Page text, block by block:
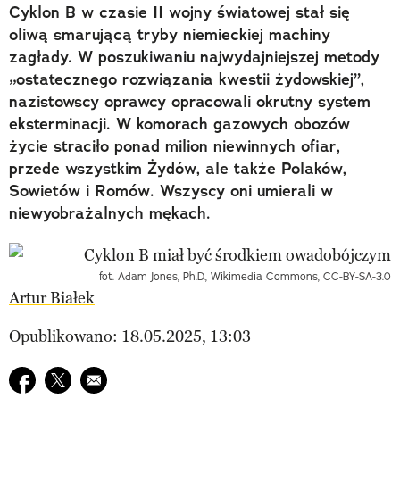
Cyklon B w czasie II wojny światowej stał się
oliwą smarującą tryby niemieckiej machiny
zagłady. W poszukiwaniu najwydajniejszej metody
„ostatecznego rozwiązania kwestii żydowskiej”,
nazistowscy oprawcy opracowali okrutny system
eksterminacji. W komorach gazowych obozów
życie straciło ponad milion niewinnych ofiar,
przede wszystkim Żydów, ale także Polaków,
Sowietów i Romów. Wszyscy oni umierali w
niewyobrażalnych mękach.
fot. Adam Jones, Ph.D., Wikimedia Commons, CC-BY-SA-3.0
Artur Białek
Opublikowano: 18.05.2025, 13:03
Udostępnij na facebook
Udostępnij na twitter
E-mail do przyjaciela